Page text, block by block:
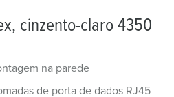
cinzento-claro 4350
na parede
de porta de dados RJ45